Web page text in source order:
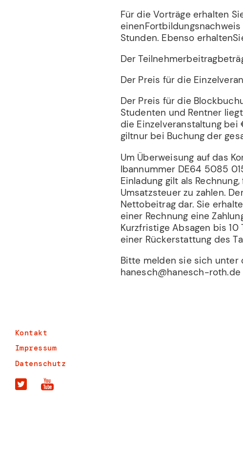
Kontakt
Impressum
Datenschutz
Für die Vorträge erhalten
Stunden. Ebenso
Der
Der Preis für die
Der Preis für die
Studenten und Rentner
die Einzelveranstaltung bei
giltnur bei Buchung der
Um Überweisung auf das
Ibannummer DE64 5085
Einladung gilt als
Umsatzsteuer zu zahlen.
Nettobeitrag dar. Sie
einer Rechnung eine
Kurzfristige Absagen bis
einer Rückerstattung des
Bitte melden sie sich unter
hanesch@hanesch-roth.de